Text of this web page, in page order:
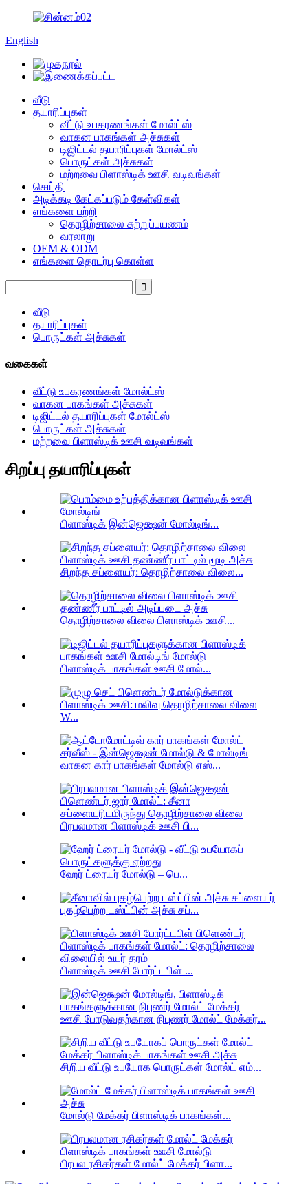
English
வீடு
தயாரிப்புகள்
வீட்டு உபகரணங்கள் மோல்ட்ஸ்
வாகன பாகங்கள் அச்சுகள்
டிஜிட்டல் தயாரிப்புகள் மோல்ட்ஸ்
பொருட்கள் அச்சுகள்
மற்றவை பிளாஸ்டிக் ஊசி வடிவங்கள்
செய்தி
அடிக்கடி கேட்கப்படும் கேள்விகள்
எங்களை பற்றி
தொழிற்சாலை சுற்றுப்பயணம்
வரலாறு
OEM & ODM
எங்களை தொடர்பு கொள்ள
வீடு
தயாரிப்புகள்
பொருட்கள் அச்சுகள்
வகைகள்
வீட்டு உபகரணங்கள் மோல்ட்ஸ்
வாகன பாகங்கள் அச்சுகள்
டிஜிட்டல் தயாரிப்புகள் மோல்ட்ஸ்
பொருட்கள் அச்சுகள்
மற்றவை பிளாஸ்டிக் ஊசி வடிவங்கள்
சிறப்பு தயாரிப்புகள்
பிளாஸ்டிக் இன்ஜெக்ஷன் மோல்டிங்...
சிறந்த சப்ளையர்: தொழிற்சாலை விலை...
தொழிற்சாலை விலை பிளாஸ்டிக் ஊசி...
பிளாஸ்டிக் பாகங்கள் ஊசி மோல்...
W...
வாகன கார் பாகங்கள் மோல்டு எஸ்...
பிரபலமான பிளாஸ்டிக் ஊசி பி...
ஹேர் ட்ரையர் மோல்டு – பெ...
புகழ்பெற்ற டஸ்ட்பின் அச்சு சப்...
பிளாஸ்டிக் ஊசி போர்ட்டபிள் ...
ஊசி போடுவதற்கான நிபுணர் மோல்ட் மேக்கர்...
சிறிய வீட்டு உபயோக பொருட்கள் மோல்ட் எம்...
மோல்டு மேக்கர் பிளாஸ்டிக் பாகங்கள்...
பிரபல ரசிகர்கள் மோல்ட் மேக்கர் பிளா...